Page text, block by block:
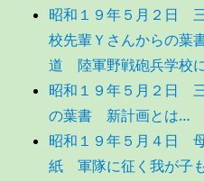
昭和１９年５月２日
校先輩Ｙさんからの
道 陸軍野戦砲兵学校
昭和１９年５月２日
の葉書 新計画とは…
昭和１９年５月４日
紙 軍隊に征く我が子